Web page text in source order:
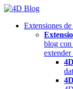
Skip
contentExtensiones
blog con